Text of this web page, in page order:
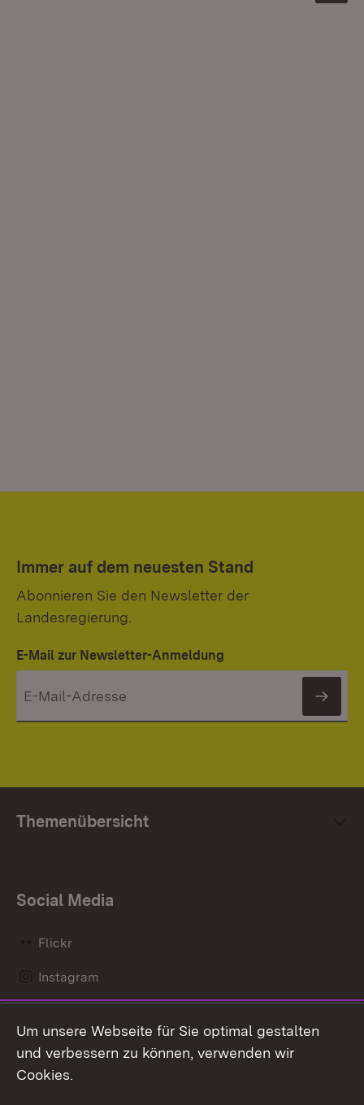
Immer auf dem neuesten Stand
Abonnieren Sie den Newsletter der
Landesregierung.
E-Mail zur Newsletter-Anmeldung
Themenübersicht
Social Media
Flickr
Instagram
Mastodon
Messenger
Um unsere Webseite für Sie optimal gestalten
und verbessern zu können, verwenden wir
Cookies.